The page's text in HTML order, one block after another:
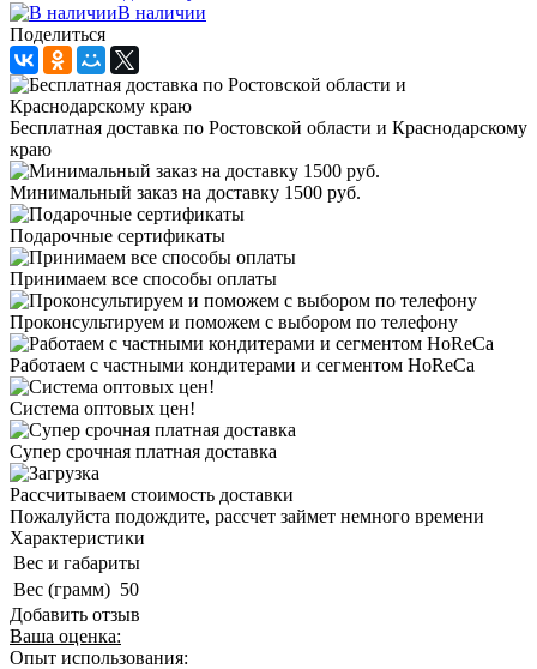
В наличии
Поделиться
Бесплатная доставка по Ростовской области и Краснодарскому
краю
Минимальный заказ на доставку 1500 руб.
Подарочные сертификаты
Принимаем все способы оплаты
Проконсультируем и поможем с выбором по телефону
Работаем с частными кондитерами и сегментом HoReCa
Система оптовых цен!
Супер срочная платная доставка
Рассчитываем стоимость доставки
Пожалуйста подождите, рассчет займет немного времени
Характеристики
Вес и габариты
Вес (грамм) 50
Добавить отзыв
Ваша оценка:
Опыт использования: